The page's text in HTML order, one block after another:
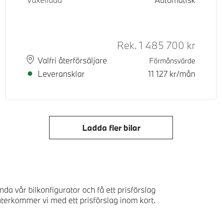
PlatsValfri återförsäljare
Leveranstid
Leveransklar
Rek.
Rek.1 485 700 kr
Förmånsvärde
11 127 kr/mån
Ladda fler bilar
vår bilkonfigurator och få ett prisförslag
vi med ett prisförslag inom kort.